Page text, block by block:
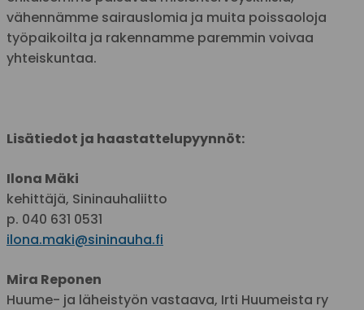
vähennämme sairauslomia ja muita poissaoloja
työpaikoilta ja rakennamme paremmin voivaa
yhteiskuntaa.
Lisätiedot ja haastattelupyynnöt:
Ilona Mäki
kehittäjä, Sininauhaliitto
p. 040 631 0531
ilona.maki@sininauha.fi
Mira Reponen
Huume- ja läheistyön vastaava, Irti Huumeista ry